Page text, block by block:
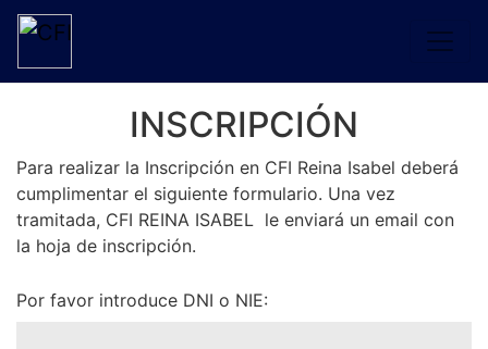
INSCRIPCIÓN
Para realizar la Inscripción en CFI Reina Isabel deberá
cumplimentar el siguiente formulario. Una vez
tramitada, CFI REINA ISABEL le enviará un email con
la hoja de inscripción.
Por favor introduce DNI o NIE: